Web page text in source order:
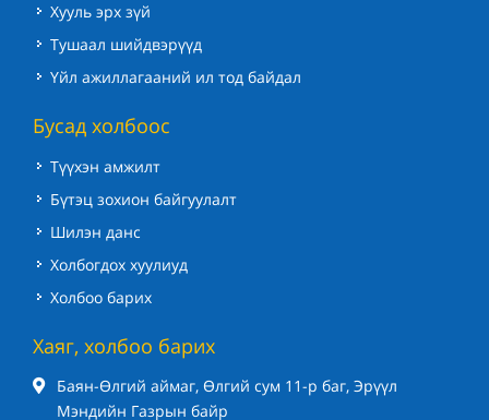
Хууль эрх зүй
Тушаал шийдвэрүүд
Үйл ажиллагааний ил тод байдал
Бусад холбоос
Түүхэн амжилт
Бүтэц зохион байгуулалт
Шилэн данс
Холбогдох хуулиуд
Холбоо барих
Хаяг, холбоо барих
Баян-Өлгий аймаг, Өлгий сум 11-р баг, Эрүүл
Мэндийн Газрын байр